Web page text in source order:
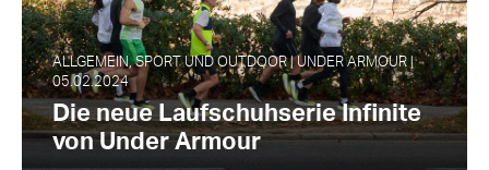
ALLGEMEIN, SPORT UND OUTDOOR | UNDER ARMOUR |
05.02.2024
Die neue Laufschuhserie Infinite
von Under Armour